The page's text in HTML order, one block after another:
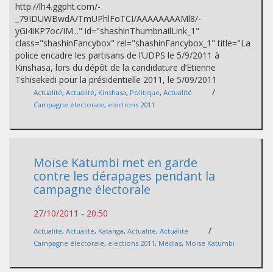
http://lh4.ggpht.com/-
_79IDUWBwdA/TmUPhlFoTCI/AAAAAAAAMl8/-
yGi4iKP7oc/IM..." id="shashinThumbnailLink_1"
class="shashinFancybox" rel="shashinFancybox_1" title="La
police encadre les partisans de l’UDPS le 5/9/2011 à
Kinshasa, lors du dépôt de la candidature d’Etienne
Tshisekedi pour la présidentielle 2011, le 5/09/2011
Actualité, Actualité, Kinshasa, Politique, Actualité /
Campagne électorale, elections 2011
Moïse Katumbi met en garde
contre les dérapages pendant la
campagne électorale
27/10/2011 - 20:50
Actualité, Actualité, Katanga, Actualité, Actualité /
Campagne électorale, elections 2011, Médias, Moise Katumbi